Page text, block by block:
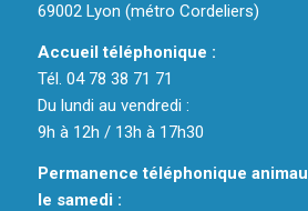
69002 Lyon (métro Cordeliers)
Accueil téléphonique :
Tél. 04 78 38 71 71
Du lundi au vendredi :
9h à 12h / 13h à 17h30
Permanence téléphonique
le samedi :